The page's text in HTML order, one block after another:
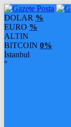
DOLAR %
EURO %
ALTIN
BITCOIN 0%
İstanbul
°